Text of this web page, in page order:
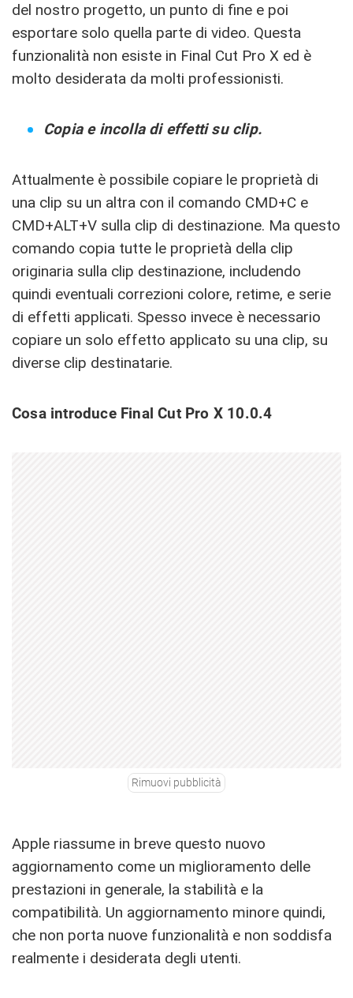
del nostro progetto, un punto di fine e poi
esportare solo quella parte di video. Questa
funzionalità non esiste in Final Cut Pro X ed è
molto desiderata da molti professionisti.
Copia e incolla di effetti su clip.
Attualmente è possibile copiare le proprietà di
una clip su un altra con il comando CMD+C e
CMD+ALT+V sulla clip di destinazione. Ma questo
comando copia tutte le proprietà della clip
originaria sulla clip destinazione, includendo
quindi eventuali correzioni colore, retime, e serie
di effetti applicati. Spesso invece è necessario
copiare un solo effetto applicato su una clip, su
diverse clip destinatarie.
Cosa introduce Final Cut Pro X 10.0.4
Rimuovi pubblicità
Apple riassume in breve questo nuovo
aggiornamento come un miglioramento delle
prestazioni in generale, la stabilità e la
compatibilità. Un aggiornamento minore quindi,
che non porta nuove funzionalità e non soddisfa
realmente i desiderata degli utenti.